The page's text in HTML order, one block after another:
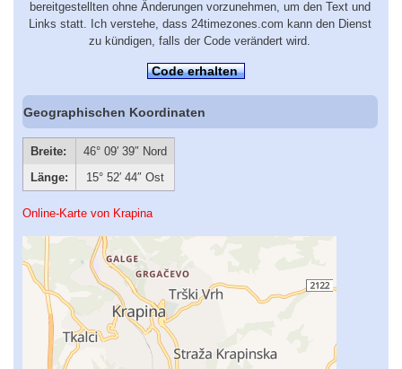
bereitgestellten ohne Änderungen vorzunehmen, um den Text und
Links statt. Ich verstehe, dass 24timezones.com kann den Dienst
zu kündigen, falls der Code verändert wird.
Code erhalten
Geographischen Koordinaten
Breite:
46° 09′ 39″ Nord
Länge:
15° 52′ 44″ Ost
Online-Karte von Krapina